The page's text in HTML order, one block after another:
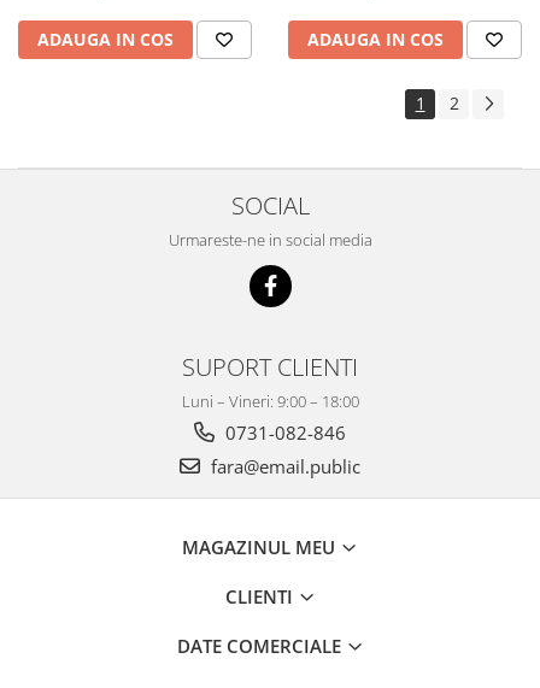
ADAUGA IN COS ADAUGA IN COS
1 2
SOCIAL
Urmareste-ne in social media
SUPORT CLIENTI
Luni – Vineri: 9:00 – 18:00
0731-082-846
fara@email.public
MAGAZINUL MEU
CLIENTI
DATE COMERCIALE